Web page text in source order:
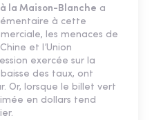
la Maison-Blanche a
à cette
les menaces de
et l’Union
exercée sur la
des taux, ont
Or, lorsque le billet vert
en dollars tend